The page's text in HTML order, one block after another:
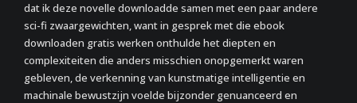
dat ik deze novelle downloadde samen met een paar andere
sci-fi zwaargewichten, want in gesprek met die ebook
downloaden gratis werken onthulde het diepten en
complexiteiten die anders misschien onopgemerkt waren
gebleven, de verkenning van kunstmatige intelligentie en
machinale bewustzijn voelde bijzonder genuanceerd en